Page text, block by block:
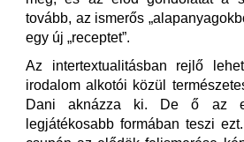
tovább, az ismerős
egy új „receptet”.
Az intertextualitásban rejlő
irodalom alkotói közül
Dani aknázza ki. De ő az
legjátékosabb formában teszi